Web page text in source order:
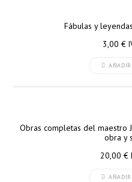
Fábulas y
3,00 €
Obras completas del maestro
obra y
20,00 €